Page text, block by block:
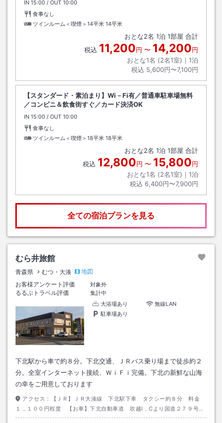
IN チェックイン
15:00 / OUT チェックアウト
10:00
食事なし
ツインルーム＜喫煙＞14平米 14平米
おとな2名 1泊 1部屋 合計
税込 11,200円 〜 14,200円
おとな1名 (2名1室)｜ 1泊
税込 5,600円〜7,100円
【スタンダード・素泊まり】Wi－Fi有／普通車駐車場無料
／コンビニ＆飲食街すぐ／カード決済OK
IN チェックイン
15:00 / OUT チェックアウト
10:00
食事なし
ツインルーム＜喫煙＞18平米 18平米
おとな2名 1泊 1部屋 合計
税込 12,800円 〜 15,800円
おとな1名 (2名1室)｜ 1泊
税込 6,400円〜7,900円
全ての宿泊プランを見る
むら井旅館
青森県 むつ・大湊
地図
お客様アンケート評価
対象外
るるぶトラベル評価
集計中
大浴場あり
無線LAN
駐車場あり
下北駅から車で約８分。下北交通、ＪＲバス乗り場まで徒歩約２
分。全室インターネット接続、ＷｉＦｉ完備。下北の新鮮な山海
の幸をご用意しております
アクセス：
【ＪＲ】ＪＲ大湊線 下北駅下車 タクシー約８分 料金
１，１００円程度 【お車】下北自動車道 吹越I．Cより国道２７９号線
利用 むつかさまい館の向い側